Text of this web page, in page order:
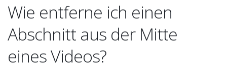
Wie entferne ich einen
Abschnitt aus der Mitte
eines Videos?